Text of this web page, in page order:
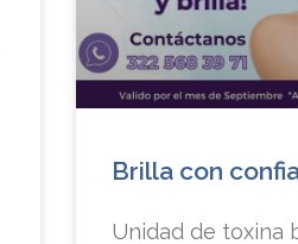
Brilla con
Unidad de toxina